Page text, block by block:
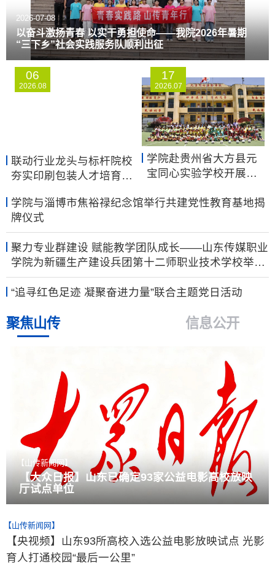
2026-07-18
校地携手促发展 青春赋能乡村兴｜学院三下乡志愿服务
队扎根肥城助力文旅发展
2026-07-30
学院党委书记张涛带队赴滨州等地开展访企拓岗专项行
动 扎根产业实践前沿务实调研 以产教融合精准赋能育人
就业
2026-07-10
学院开展“七一”走访慰问活动
2026-08-03
对标行业需求精准拓岗，学院领导赴淄博、潍坊深化访
企行动
2026-07-08
以奋斗激扬青春 以实干勇担使命——我院2026年暑期
“三下乡”社会实践服务队顺利出征
2026-07-18
校地携手促发展 青春赋能乡村兴｜学院三下乡志愿服务
队扎根肥城助力文旅发展
2026-07-30
学院党委书记张涛带队赴滨州等地开展访企拓岗专项行
动 扎根产业实践前沿务实调研 以产教融合精准赋能育人
就业
06
2026.08
联动行业龙头与标杆院校
夯实印刷包装人才培育根
院赴深圳开展考察调研与
访企拓岗
17
2026.07
学院赴贵州省大方县元
宝同心实验学校开展暑
捐赠活动
学院与淄博市焦裕禄纪念馆举行共建党性教育基地揭
牌仪式
聚力专业群建设 赋能教学团队成长——山东传媒职业
学院为新疆生产建设兵团第十二师职业技术学校举办
教学团队建设专项研修班
“追寻红色足迹 凝聚奋进力量”联合主题党日活动
聚焦山传 信息公开
【山传新闻网】
【大众日报】山东已确定93家公益电影高校放映
厅试点单位
【山传新闻网】
【央视频】山东93所高校入选公益电影放映试点 光影
育人打通校园“最后一公里”